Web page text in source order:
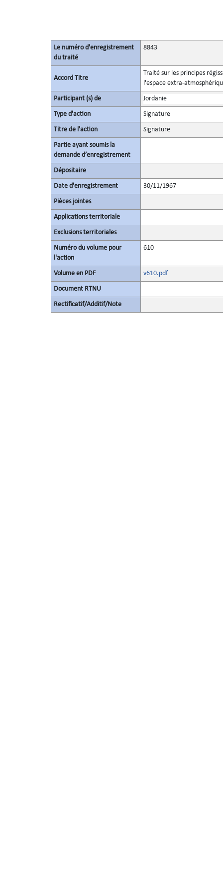
Le numéro d'enregistrement
du traité
8843
Accord Titre
Traité sur les principes
l'espace extra-
Participant (s) de Jordanie
Type d'action Signature
Titre de l'action Signature
Partie ayant soumis la
demande d’enregistrement
Dépositaire
Date d'enregistrement 30/11/1967
Pièces jointes
Applications territoriale
Exclusions territoriales
Numéro du volume pour
l'action
610
Volume en PDF v610.pdf
Document RTNU
Rectificatif/Additif/Note